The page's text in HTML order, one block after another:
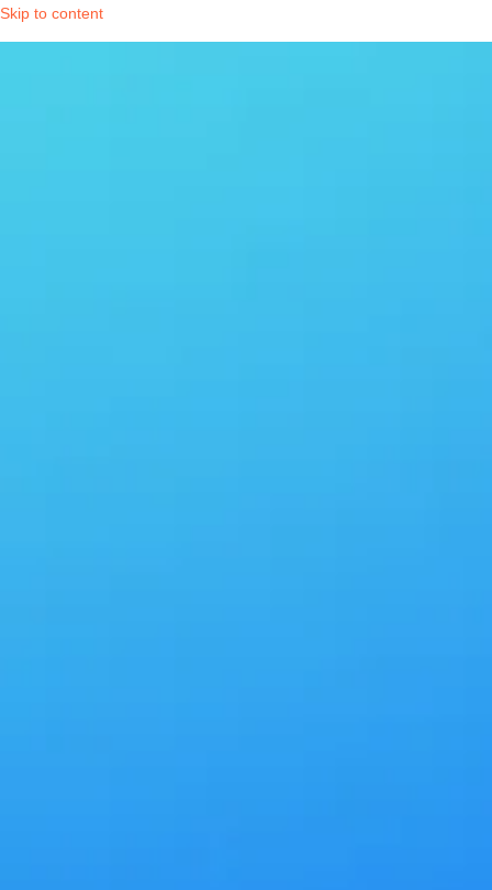
Skip to content